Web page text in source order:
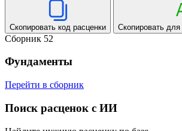
Скопировать код расценки Скопировать
Сборник 52
Фундаменты
Перейти в сборник
Поиск расценок с ИИ